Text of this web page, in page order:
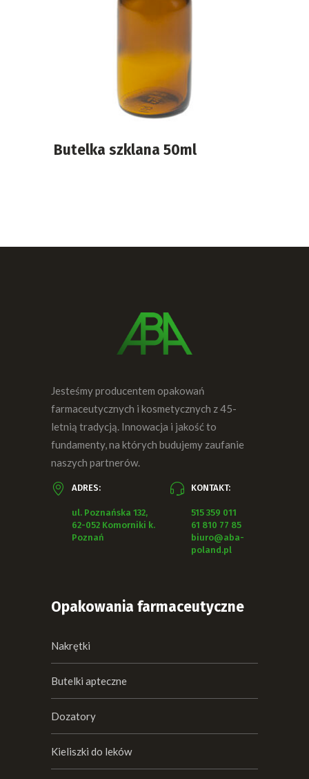
Butelka szklana 50ml
Jesteśmy producentem opakowań
farmaceutycznych i kosmetycznych z 45-
letnią tradycją. Innowacja i jakość to
fundamenty, na których budujemy zaufanie
naszych partnerów.
ADRES:
ul. Poznańska 132,
62-052 Komorniki k.
Poznań
KONTAKT:
515 359 011
61 810 77 85
biuro@aba-
poland.pl
Opakowania farmaceutyczne
Nakrętki
Butelki apteczne
Dozatory
Kieliszki do leków